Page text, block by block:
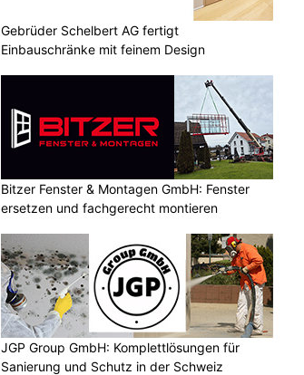
Gebrüder Schelbert AG fertigt
Einbauschränke mit feinem Design
Bitzer Fenster & Montagen GmbH: Fenster
ersetzen und fachgerecht montieren
JGP Group GmbH: Komplettlösungen für
Sanierung und Schutz in der Schweiz